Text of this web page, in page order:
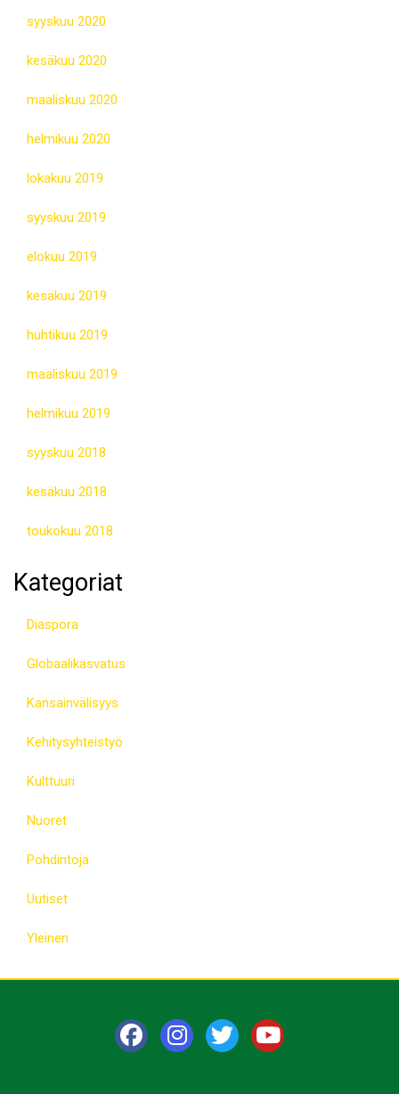
syyskuu 2020
kesäkuu 2020
maaliskuu 2020
helmikuu 2020
lokakuu 2019
syyskuu 2019
elokuu 2019
kesäkuu 2019
huhtikuu 2019
maaliskuu 2019
helmikuu 2019
syyskuu 2018
kesäkuu 2018
toukokuu 2018
Kategoriat
Diaspora
Globaalikasvatus
Kansainvälisyys
Kehitysyhteistyö
Kulttuuri
Nuoret
Pohdintoja
Uutiset
Yleinen